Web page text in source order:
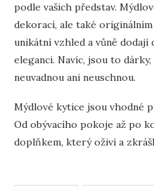
podle vašich představ.
dekorací, ale také
unikátní vzhled a vůně
eleganci. Navíc, jsou to
neuvadnou ani neuschnou.
Mýdlové kytice jsou vhodné
Od obývacího pokoje až po
doplňkem, který oživí a